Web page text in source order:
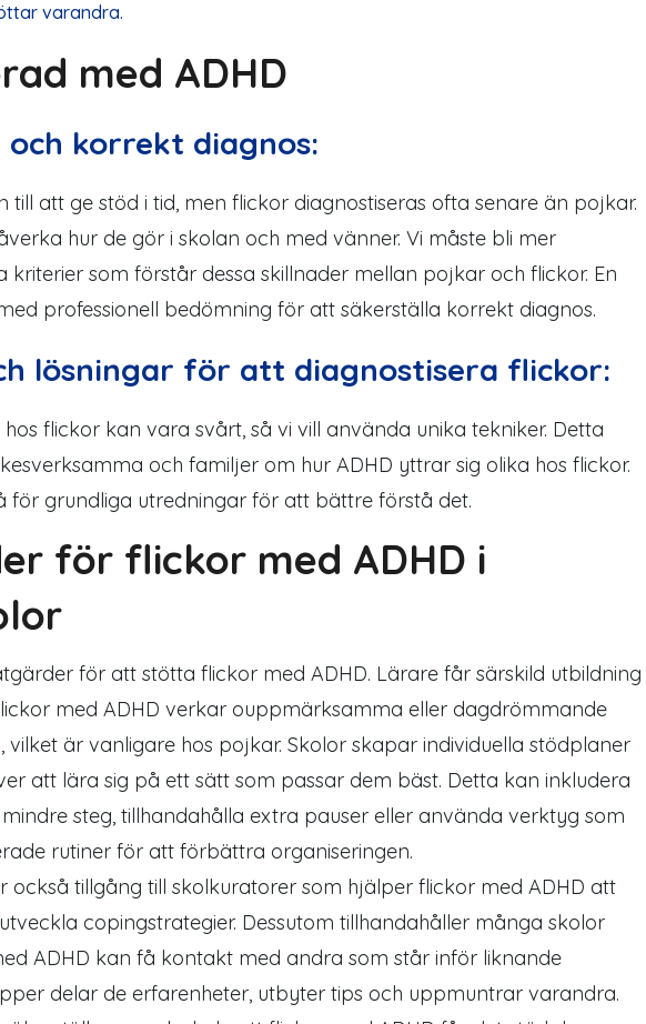
varandra.
med ADHD
korrekt diagnos:
till att ge stöd i tid, men flickor diagnostiseras ofta senare än pojkar.
hur de gör i skolan och med vänner. Vi måste bli mer
som förstår dessa skillnader mellan pojkar och flickor. En
professionell bedömning för att säkerställa korrekt diagnos.
lösningar för att diagnostisera flickor:
flickor kan vara svårt, så vi vill använda unika tekniker. Detta
och familjer om hur ADHD yttrar sig olika hos flickor.
för grundliga utredningar för att bättre förstå det.
för flickor med ADHD i
för att stötta flickor med ADHD. Lärare får särskild utbildning
med ADHD verkar ouppmärksamma eller dagdrömmande
är vanligare hos pojkar. Skolor skapar individuella stödplaner
att lära sig på ett sätt som passar dem bäst. Detta kan inkludera
steg, tillhandahålla extra pauser eller använda verktyg som
rutiner för att förbättra organiseringen.
också tillgång till skolkuratorer som hjälper flickor med ADHD att
copingstrategier. Dessutom tillhandahåller många skolor
ADHD kan få kontakt med andra som står inför liknande
delar de erfarenheter, utbyter tips och uppmuntrar varandra.